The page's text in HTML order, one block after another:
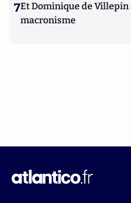
7Et Dominique de
macronisme